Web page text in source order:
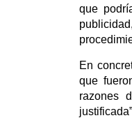
que
En
que
razones